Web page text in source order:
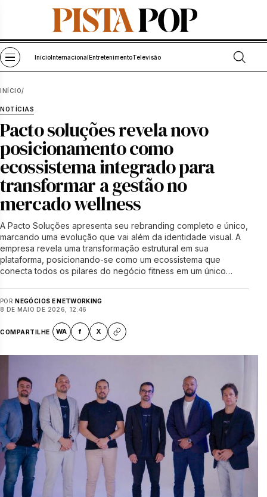
Pular para o conteúdo
Abrir menu
Início Internacional EntretenimentoTelevisão Abrir
INÍCIO/
NOTÍCIAS
Pacto soluções revela novo
posicionamento como
ecossistema integrado para
transformar a gestão no
mercado wellness
A Pacto Soluções apresenta seu rebranding completo e único,
marcando uma evolução que vai além da identidade visual. A
empresa revela uma transformação estrutural em sua
plataforma, posicionando-se como um ecossistema que
conecta todos os pilares do negócio fitness em um único…
POR NEGÓCIOS E NETWORKING
8 DE MAIO DE 2026, 12:46
COMPARTILHE WA f X